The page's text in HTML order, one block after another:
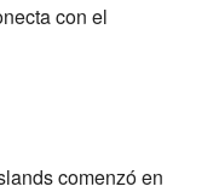
con el
comenzó en